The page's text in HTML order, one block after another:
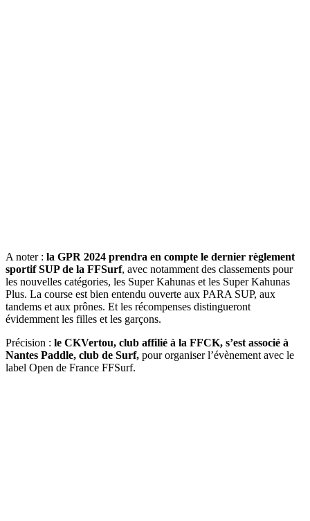
A noter : la GPR 2024 prendra en compte le dernier règlement
sportif SUP de la FFSurf, avec notamment des classements pour
les nouvelles catégories, les Super Kahunas et les Super Kahunas
Plus. La course est bien entendu ouverte aux PARA SUP, aux
tandems et aux prônes. Et les récompenses distingueront
évidemment les filles et les garçons.
Précision : le CKVertou, club affilié à la FFCK, s’est associé à
Nantes Paddle, club de Surf, pour organiser l’évènement avec le
label Open de France FFSurf.